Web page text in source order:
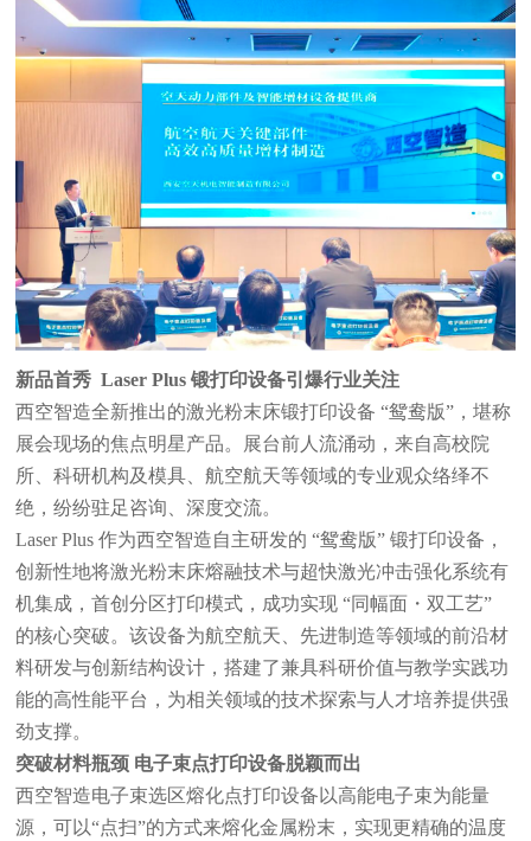
新品首秀 Laser Plus 锻打印设备引爆行业关注
西空智造全新推出的激光粉末床锻打印设备 “鸳鸯版”，堪称
展会现场的焦点明星产品。展台前人流涌动，来自高校院
所、科研机构及模具、航空航天等领域的专业观众络绎不
绝，纷纷驻足咨询、深度交流。
Laser Plus 作为西空智造自主研发的 “鸳鸯版” 锻打印设备，
创新性地将激光粉末床熔融技术与超快激光冲击强化系统有
机集成，首创分区打印模式，成功实现 “同幅面・双工艺”
的核心突破。该设备为航空航天、先进制造等领域的前沿材
料研发与创新结构设计，搭建了兼具科研价值与教学实践功
能的高性能平台，为相关领域的技术探索与人才培养提供强
劲支撑。
突破材料瓶颈 电子束点打印设备脱颖而出
西空智造电子束选区熔化点打印设备以高能电子束为能量
源，可以“点扫”的方式来熔化金属粉末，实现更精确的温度